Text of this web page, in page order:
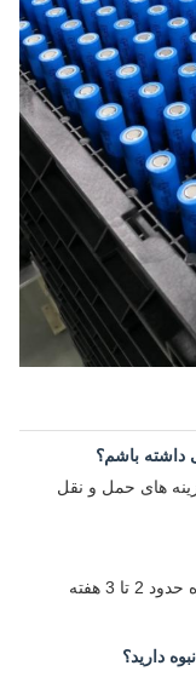
های حمل و نقل
نمونه ها 3 تا 5 روز طول ميکشه زمان توليد انبوه حدود 2 تا 3 هفته